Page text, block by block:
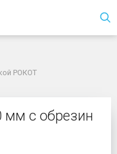
РОКОТ
250
РОКОТ
мм с обрезин